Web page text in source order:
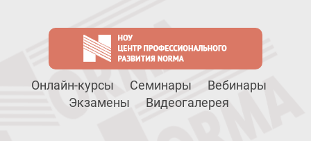
Онлайн-курсы Семинары
Вебинары
Экзамены
Видеогалерея